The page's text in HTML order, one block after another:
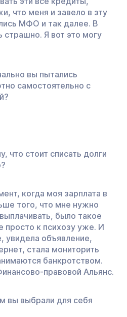
что меня и завело в эту
МФО и так далее. В
Я вот это могу
вы пытались
самостоятельно с
что стоит списать долги
когда моя зарплата в
того, что мне нужно
было такое
просто к психозу уже. И
увидела объявление,
стала мониторить
банкротством.
правовой Альянс.
вы выбрали для себя